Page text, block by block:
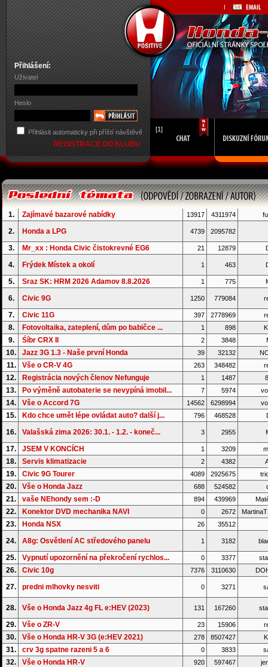
Přihlášení:
Uživatel
Heslo
Přihlásit automaticky při příští návštěvě
REGISTRACE DO KLUBU
[1]
1. Zajímavé bazarové nabídky 13917 4311974
2. Honda a LPG 4739 2095782
3. Mr_xx : Honda Civic čistokrevné EG6 21 12879
4. Frýdek Místek a okolí 1 463
5. Sraz SK: HRM 2026 Adamov 8.8.2026 1 775
6. Civic 9G 1250 779084
7. Civic 11G 397 2778969
8. Fotovoltaika, zateplení, dům po babičce ... 1 898
9. Śíbr CRX II 2 3848
10. Jazz 3G 1.3 - Naše první Honda 39 32132
11. Vše o CR-V 4G 263 348482
12. Registrácia nových členov Nefunguje 1 1487
13. Po výměně autobaterie se nevypíná imobil... 7 5974
14. Vše o Accord 7G 14562 6298994
15. Kdo chce umět lépe ovládat auto? další j... 796 468528
16. Valašská zima 2026: 30.1. - 1.2. - koneč... 3 2955
17. JSEM V KONCÍCH 1 3209
18. Servis klimatizacie 2 4382
19. Civic 9G Tourer 4089 2925675
20. Vše o Honda Jazz 688 524582
21. vaše NEhondy sem :-D 894 439969
22. Konektor DVD mechanika NAVI 0 2672
23. Honda NSX 26 35512
24. A8g: Osvětlení AC středového panelu 1 3182
25. Vypnutí upozornění na překročení rychlos... 0 3377
26. Civic 10g 7376 3110630
27. predni mlhovky nesviti 0 3271
28. Vše o Honda Jazz 4g FL e:HEV (2023) 131 167260
29. Vše o ZR-V 23 15906
30. Vše o Honda HR-V 3G (e:HEV 2021) 278 8507427
31. crv 3g spatne razeni 5 a 6 0 3833
32. Vše o Honda HR-V 920 597467